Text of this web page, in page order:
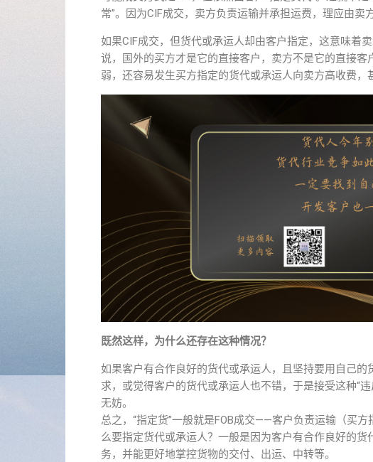
常”。因为CIF成交，卖方负责运输并承担运费，理应由卖
如果CIF成交，但货代或承运人却由客户指定，这意味着
说，国外的买方才是它的直接客户，卖方不是它的直接
弱，还容易发生买方指定的货代或承运人向卖方高收费，
既然这样，为什么还存在这种情况？
如果客户有合作良好的货代或承运人，且坚持要用自己
求，或觉得客户的货代或承运人也不错，于是接受这种“
无妨。
总之，“指定货”一般就是FOB成交——客户负责运输（买
么要指定货代或承运人？一般是因为客户有合作良好的
务，并能更好地掌控货物的交付、出运、中转等。